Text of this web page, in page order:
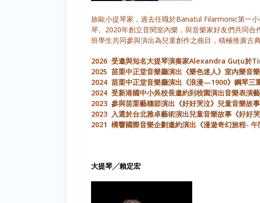
旅歐小提琴家，過去任職於Banatul Filarmonic第一
琴。2020年創立音閱室內樂，與音樂家好友們共同
班學生共同參與演出為兒童創作之曲目，積極推廣古
2026 受邀與知名大提琴演奏家Alexandra Guțu
2025 苗栗中正堂音樂廳演出《樂色迷人》室內樂音
2024 苗栗中正堂音樂廳演出《浪漫—1900》鋼琴三
2024 受新港國中小吳校長邀約到校園演出音樂表演
2023 參與苗栗藝穗節演出《好好哭泣》兒童音樂故
2023 入選於台北雅卓藝術演出兒童音樂故事《好好哭
2021 構響國際音樂企劃邀約演出《漫遊奇幻旅程- 午
大提琴╱賴定宏